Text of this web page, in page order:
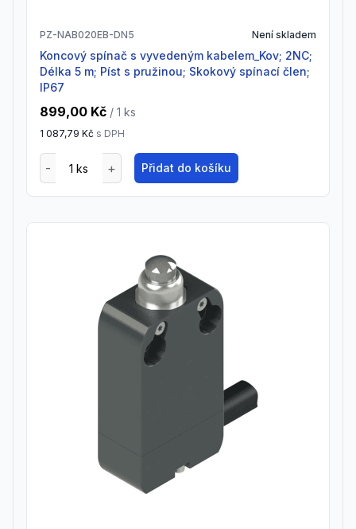
PZ-NAB020EB-DN5 Není skladem
Koncový spínač s vyvedeným kabelem_Kov; 2NC;
Délka 5 m; Píst s pružinou; Skokový spínací člen;
IP67
899,00 Kč / 1 ks
1 087,79 Kč s DPH
Přidat do košíku